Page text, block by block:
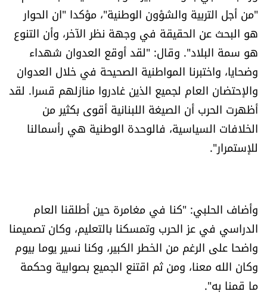
"من أجل التربية والشؤون الوطنية"، مؤكدا "ان الحوار
هو البحث عن الحقيقة في وجهة نظر الآخر، وأن التنوع
هو سمة البلاد". وقال: "لقد أوقع العدوان شهداء
وضحايا، واختبرنا المواطنية الصحيحة في خلال العدوان
والإحتضان العام لجميع الذين غادروا منازلهم قسرا. لقد
أظهرت الحرب أن الصيغة اللبنانية أقوى بكثير من
الخلافات السياسية، فالوحدة الوطنية هي رأسمالنا
للإستمرار".
وأضاف الحلبي: "كنا في مغامرة حين أطلقنا العام
الدراسي في عز الحرب وتمسكنا بالتعليم، وكان تصميمنا
واضحا على الرغم من الخطر الكبير، وكنا نسير يوما بيوم
وكان الله معنا، ومن ثم اقتنع الجميع بصوابية وحكمة
ما قمنا به".